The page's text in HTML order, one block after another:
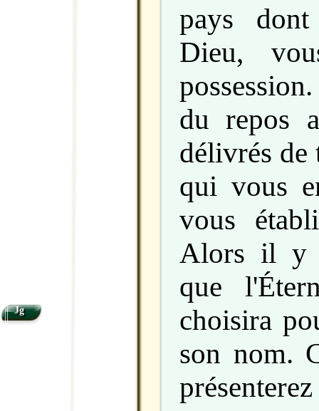
pays
Dieu,
du repos
délivrés de
qui vous
vous
Alors il y
que
choisira
son nom.
Jg